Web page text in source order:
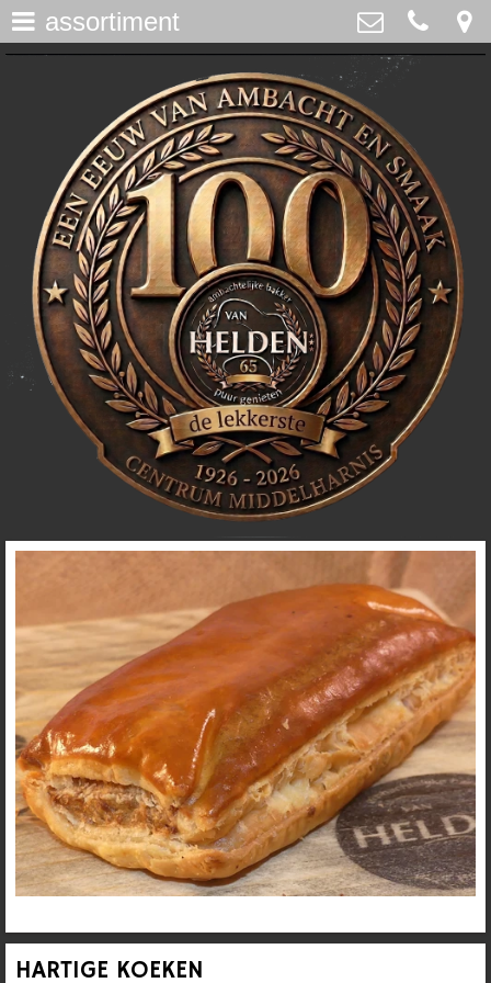
>
>
nieuws >
lunchroom >
de ijsspecialist >
flakkeecialiteiten >
skitaart >
webshop >
Bakker Van Helden
Westdijk 12, Middelharnis
0187-482065
info@bakkervanhelden.nl
assortiment
HARTIGE KOEKEN